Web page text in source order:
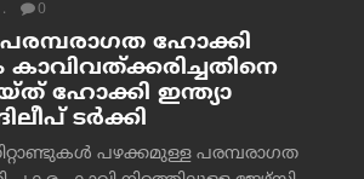
. 0
ഹോക്കി
ഹോക്കി ഇന്ത്യാ
ടര്‍ക്കി
പഴക്കമുള്ള പരമ്പരാഗത